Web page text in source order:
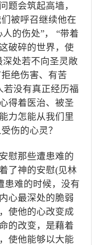
题会筑起高墙，
们被呼召继续他在
人的伤处”， “带着
破碎的世界，使
处若不向圣灵敞
绝伤害、有苦
若没有真正经历福
得着医治、被圣
力怎能从我们里
伤的心灵？
慰那些遭患难的
了神的安慰(见林
患难的时候，没有
心最深处的脆弱
使他的心改变成
的改变，是藉着
使他能够以大能